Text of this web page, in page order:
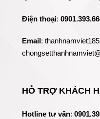
Điện thoại:
Email:
HỖ TRỢ KHÁCH
Hotline tư vấn: